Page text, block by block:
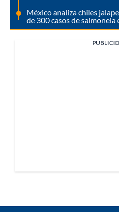
México analiza chiles
de 300 casos de salmonela